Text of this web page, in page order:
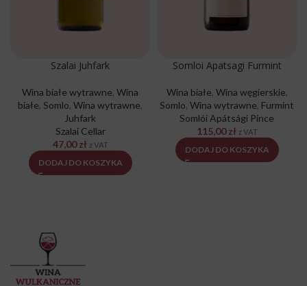
Szalai Juhfark
Wina białe wytrawne, Wina
białe, Somlo, Wina wytrawne,
Juhfark
Szalai Cellar
47,00zł z VAT
DODAJ DO KOSZYKA
Somloi Apatsagi Furmint
Wina białe, Wina węgierskie,
Somlo, Wina wytrawne, Furmint
Somlói Apátsági Pince
115,00zł z VAT
DODAJ DO KOSZYKA